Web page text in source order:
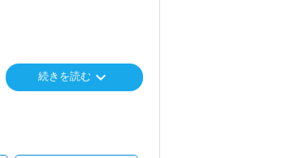
続きを読む keyboard_arrow_down